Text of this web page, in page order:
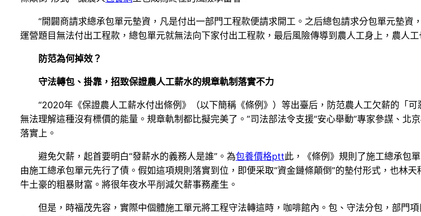
“開闢商請求總承包單元墊資，凡是付出一部門工程款便請求開工。之后總包請求分包單元墊資
運營題目無法付出工程款，總包單元就無法向下家付出工程款，最后風險傳導到農人工身上，農人工
防范為何掉效？
守法轉包、掛靠，招致保證農人工薪水的規章軌制落實不力
“2020年《保證農人工薪水付出條例》（以下簡稱《條例》）等出臺后，防范農人工欠薪的「
無法理解這種沒有標價的能量。規章軌制都比擬完美了。”司法部法令支援“安心舉動”專家參謀、
落實上。
避免欠薪，起首要明白“發薪水的義務人是誰”。為包養價格ptt此，《條例》規則了施工總承包
由施工總承包單元先行了債。假如這項規則落實到位，即便采取“資金鏈條顛倒”的墊付形式，也林
牛土豪的粗暴財富。將很年夜水平削減欠薪事務產生。
但是，時福茂先容，實際中個體施工單元將工程守法轉這時，咖啡館內。包、守法分包，部門